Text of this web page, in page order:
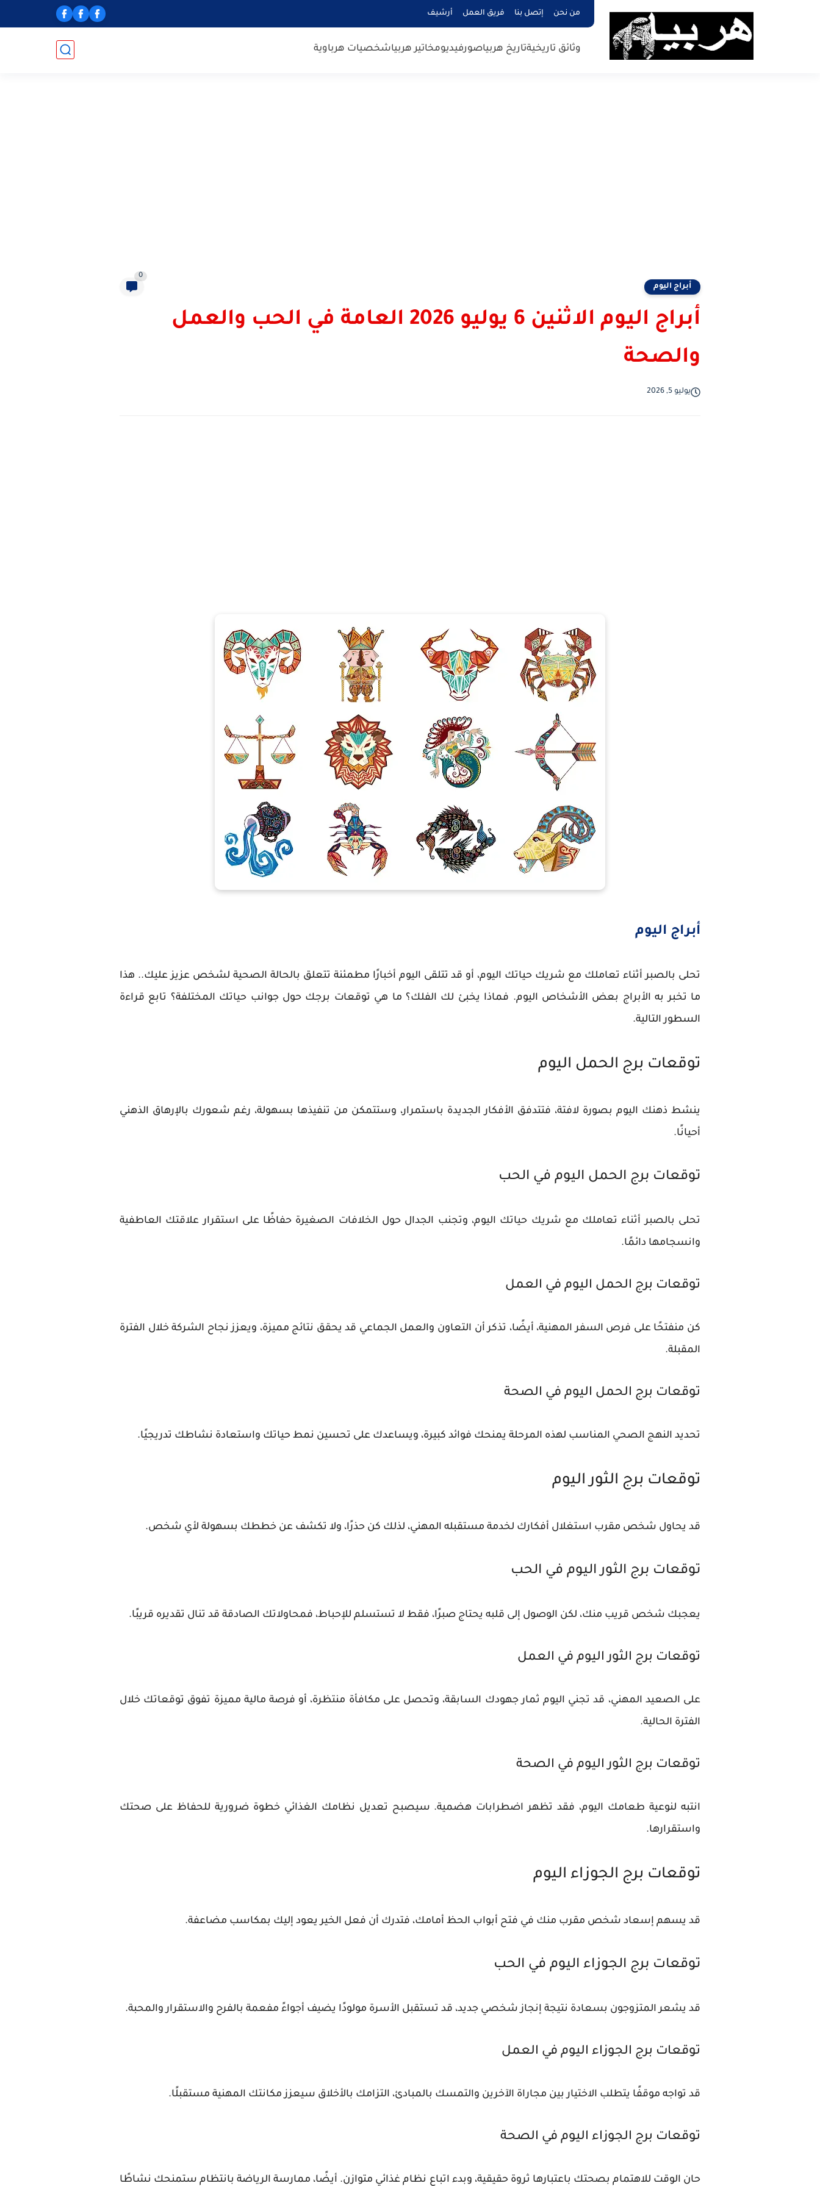
من نحن إتصل بنا فريق العمل أرشيف
وثائق تاريخيةتاريخ هربياصورفيديومخاتير هربياشخصيات هرباوية
أبراج اليوم
0
أبراج اليوم الاثنين 6 يوليو 2026 العامة في الحب والعمل
والصحة
يوليو 5, 2026
أبراج اليوم
تحلى بالصبر أثناء تعاملك مع شريك حياتك اليوم، أو قد تتلقى اليوم أخبارًا مطمئنة تتعلق بالحالة الصحية لشخص عزيز عليك.. هذا
ما تخبر به الأبراج بعض الأشخاص اليوم. فماذا يخبئ لك الفلك؟ ما هي توقعات برجك حول جوانب حياتك المختلفة؟ تابع قراءة
السطور التالية.
توقعات برج الحمل اليوم
ينشط ذهنك اليوم بصورة لافتة، فتتدفق الأفكار الجديدة باستمرار، وستتمكن من تنفيذها بسهولة، رغم شعورك بالإرهاق الذهني
أحيانًا.
توقعات برج الحمل اليوم في الحب
تحلى بالصبر أثناء تعاملك مع شريك حياتك اليوم، وتجنب الجدال حول الخلافات الصغيرة حفاظًا على استقرار علاقتك العاطفية
وانسجامها دائمًا.
توقعات برج الحمل اليوم في العمل
كن منفتحًا على فرص السفر المهنية، أيضًا، تذكر أن التعاون والعمل الجماعي قد يحقق نتائج مميزة، ويعزز نجاح الشركة خلال الفترة
المقبلة.
توقعات برج الحمل اليوم في الصحة
تحديد النهج الصحي المناسب لهذه المرحلة يمنحك فوائد كبيرة، ويساعدك على تحسين نمط حياتك واستعادة نشاطك تدريجيًا.
توقعات برج الثور اليوم
قد يحاول شخص مقرب استغلال أفكارك لخدمة مستقبله المهني، لذلك كن حذرًا، ولا تكشف عن خططك بسهولة لأي شخص.
توقعات برج الثور اليوم في الحب
يعجبك شخص قريب منك، لكن الوصول إلى قلبه يحتاج صبرًا، فقط لا تستسلم للإحباط، فمحاولاتك الصادقة قد تنال تقديره قريبًا.
توقعات برج الثور اليوم في العمل
على الصعيد المهني، قد تجني اليوم ثمار جهودك السابقة، وتحصل على مكافأة منتظرة، أو فرصة مالية مميزة تفوق توقعاتك خلال
الفترة الحالية.
توقعات برج الثور اليوم في الصحة
انتبه لنوعية طعامك اليوم، فقد تظهر اضطرابات هضمية. سيصبح تعديل نظامك الغذائي خطوة ضرورية للحفاظ على صحتك
واستقرارها.
توقعات برج الجوزاء اليوم
قد يسهم إسعاد شخص مقرب منك في فتح أبواب الحظ أمامك، فتدرك أن فعل الخير يعود إليك بمكاسب مضاعفة.
توقعات برج الجوزاء اليوم في الحب
قد يشعر المتزوجون بسعادة نتيجة إنجاز شخصي جديد، قد تستقبل الأسرة مولودًا يضيف أجواءً مفعمة بالفرح والاستقرار والمحبة.
توقعات برج الجوزاء اليوم في العمل
قد تواجه موقفًا يتطلب الاختيار بين مجاراة الآخرين والتمسك بالمبادئ، التزامك بالأخلاق سيعزز مكانتك المهنية مستقبلًا.
توقعات برج الجوزاء اليوم في الصحة
حان الوقت للاهتمام بصحتك باعتبارها ثروة حقيقية، وبدء اتباع نظام غذائي متوازن. أيضًا، ممارسة الرياضة بانتظام ستمنحك نشاطًا